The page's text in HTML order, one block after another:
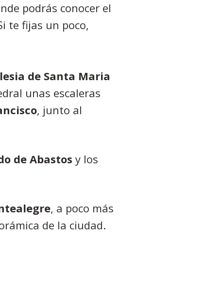
podrás conocer el
te fijas un poco,
de Santa Maria
unas escaleras
, junto al
de Abastos y los
, a poco más
de la ciudad.